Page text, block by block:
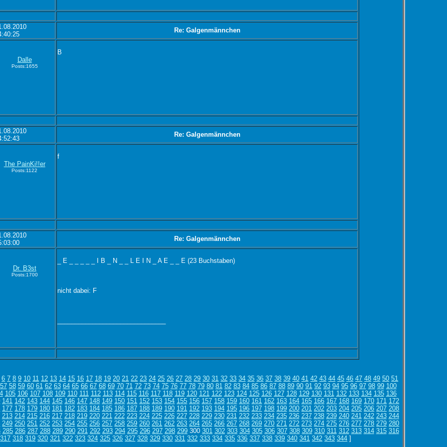
Re: Galgenmännchen
Dalle
Posts:1655
B
Re: Galgenmännchen
The PainKi!!er
Posts:1122
f
Re: Galgenmännchen
Dr. B3st
Posts:1700
_ E _ _ _ _ _ I B _ N _ _ L E I N _ A E _ _ E (23 Buchstaben)
nicht dabei: F
6 7 8 9 10 11 12 13 14 15 16 17 18 19 20 21 22 23 24 25 26 27 28 29 30 31 32 33 34 35 36 37 38 39 40 41 42 43 44 45 46 47 48 49 50 51
57 58 59 60 61 62 63 64 65 66 67 68 69 70 71 72 73 74 75 76 77 78 79 80 81 82 83 84 85 86 87 88 89 90 91 92 93 94 95 96 97 98 99 100
105 106 107 108 109 110 111 112 113 114 115 116 117 118 119 120 121 122 123 124 125 126 127 128 129 130 131 132 133 134 135 136
141 142 143 144 145 146 147 148 149 150 151 152 153 154 155 156 157 158 159 160 161 162 163 164 165 166 167 168 169 170 171 172
177 178 179 180 181 182 183 184 185 186 187 188 189 190 191 192 193 194 195 196 197 198 199 200 201 202 203 204 205 206 207 208
213 214 215 216 217 218 219 220 221 222 223 224 225 226 227 228 229 230 231 232 233 234 235 236 237 238 239 240 241 242 243 244
249 250 251 252 253 254 255 256 257 258 259 260 261 262 263 264 265 266 267 268 269 270 271 272 273 274 275 276 277 278 279 280
285 286 287 288 289 290 291 292 293 294 295 296 297 298 299300 301 302 303 304 305 306 307 308 309 310 311 312 313 314 315 316
317 318 319 320 321 322 323 324 325 326 327 328 329 330 331 332 333 334 335 336 337 338 339 340 341 342 343 344 ]